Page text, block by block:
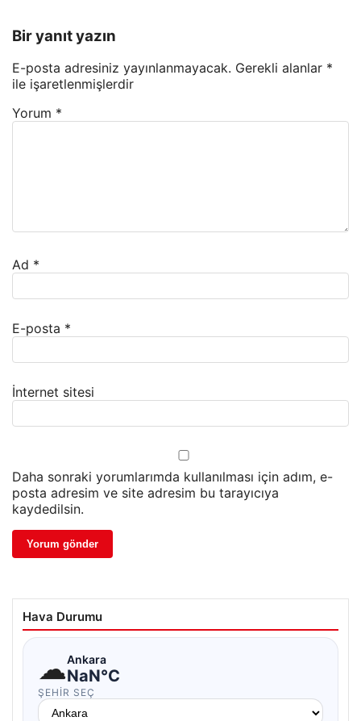
Bir yanıt yazın
E-posta adresiniz yayınlanmayacak. Gerekli alanlar *
ile işaretlenmişlerdir
Yorum *
Ad *
E-posta *
İnternet sitesi
Daha sonraki yorumlarımda kullanılması için adım, e-
posta adresim ve site adresim bu tarayıcıya
kaydedilsin.
Hava Durumu
☁Ankara
NaN°C
ŞEHIR SEÇ